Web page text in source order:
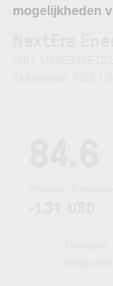
mogelijkheden